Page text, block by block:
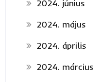
2024. június
2024. május
2024. április
2024. március